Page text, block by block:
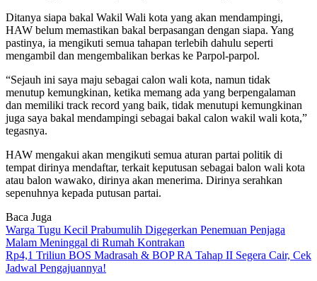
Ditanya siapa bakal Wakil Wali kota yang akan mendampingi,
HAW belum memastikan bakal berpasangan dengan siapa. Yang
pastinya, ia mengikuti semua tahapan terlebih dahulu seperti
mengambil dan mengembalikan berkas ke Parpol-parpol.
“Sejauh ini saya maju sebagai calon wali kota, namun tidak
menutup kemungkinan, ketika memang ada yang berpengalaman
dan memiliki track record yang baik, tidak menutupi kemungkinan
juga saya bakal mendampingi sebagai bakal calon wakil wali kota,”
tegasnya.
HAW mengakui akan mengikuti semua aturan partai politik di
tempat dirinya mendaftar, terkait keputusan sebagai balon wali kota
atau balon wawako, dirinya akan menerima. Dirinya serahkan
sepenuhnya kepada putusan partai.
Baca Juga
Warga Tugu Kecil Prabumulih Digegerkan Penemuan Penjaga
Malam Meninggal di Rumah Kontrakan
Rp4,1 Triliun BOS Madrasah & BOP RA Tahap II Segera Cair, Cek
Jadwal Pengajuannya!